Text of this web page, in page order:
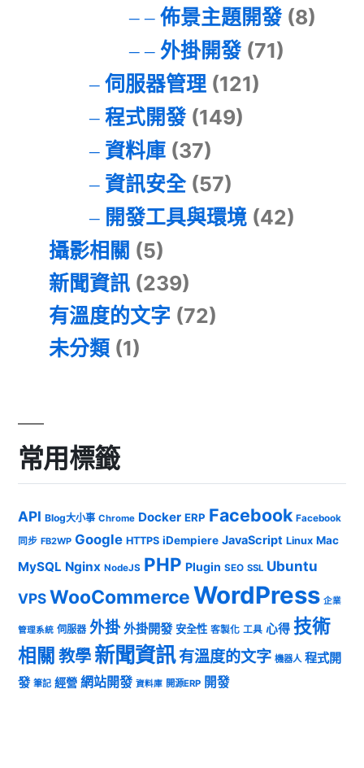
佈景主題開發(8)
外掛開發(71)
伺服器管理(121)
程式開發(149)
資料庫(37)
資訊安全(57)
開發工具與環境(42)
攝影相關 (5)
新聞資訊 (239)
有溫度的文字 (72)
未分類 (1)
常用標籤
API Blog大小事 Chrome Docker ERP Facebook Facebook
同步 FB2WP Google HTTPS iDempiere JavaScript Linux Mac
MySQL Nginx NodeJS PHP Plugin SEO SSL Ubuntu
VPSWooCommerceWordPress 企業
管理系統 伺服器 外掛 外掛開發 安全性 客製化 工具 心得 技術
相關 教學 新聞資訊有溫度的文字 機器人 程式開
發 筆記 經營 網站開發 資料庫 開源ERP 開發